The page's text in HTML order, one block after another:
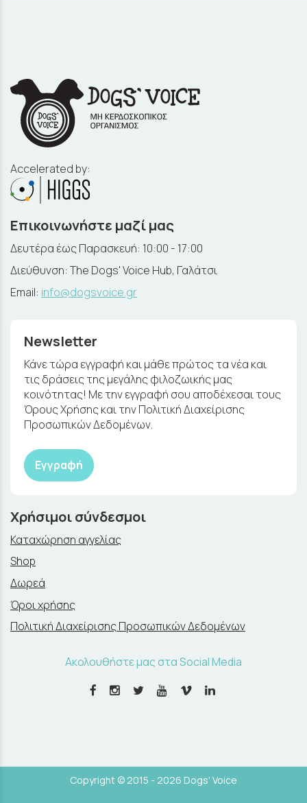
Accelerated by:
Επικοινωνήστε μαζί μας
Δευτέρα έως Παρασκευή: 10:00 - 17:00
Διεύθυνση: The Dogs' Voice Hub, Γαλάτσι
Email: info@dogsvoice.gr
Newsletter
Κάνε τώρα εγγραφή και μάθε πρώτος τα νέα και
τις δράσεις της μεγάλης φιλοζωικής μας
κοινότητας! Με την εγγραφή σου αποδέχεσαι τους
Όρους Χρήσης και την Πολιτική Διαχείρισης
Προσωπικών Δεδομένων.
Εγγραφή
Χρήσιμοι σύνδεσμοι
Καταχώρηση αγγελίας
Shop
Δωρεά
Όροι χρήσης
Πολιτική Διαχείρισης Προσωπικών Δεδομένων
Ακολουθήστε μας στα Social Media
Copyright © 2015 - 2026 Dogs' Voice